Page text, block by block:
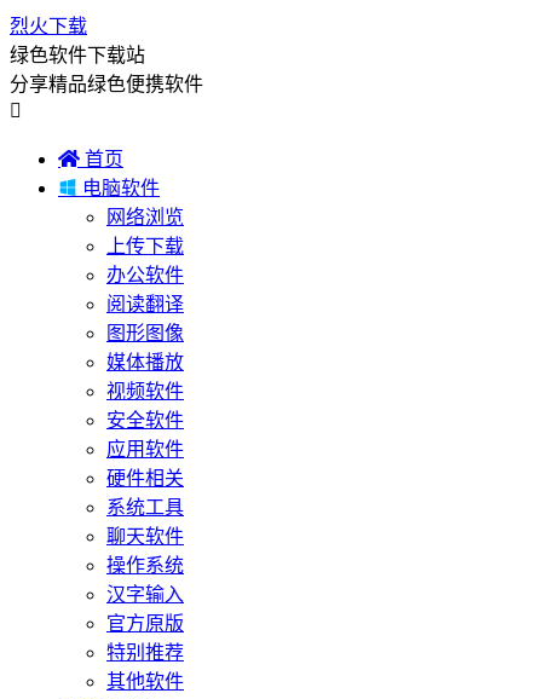
烈火下载
绿色软件下载站
分享精品绿色便携软件

 首页
 电脑软件
网络浏览
上传下载
办公软件
阅读翻译
图形图像
媒体播放
视频软件
安全软件
应用软件
硬件相关
系统工具
聊天软件
操作系统
汉字输入
官方原版
特别推荐
其他软件